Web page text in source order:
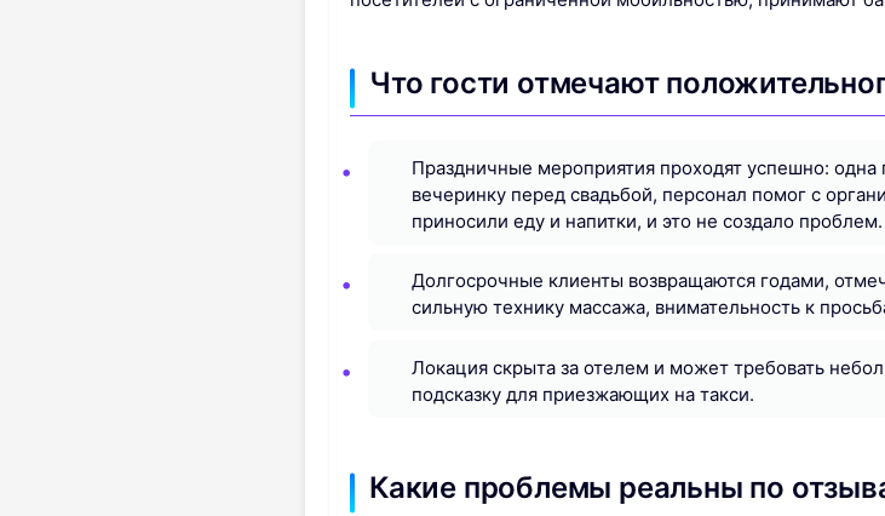
Что гости отмечают
Праздничные мероприятия проходят успешно: одна
вечеринку перед свадьбой, персонал помог с
приносили еду и напитки, и это не создало проблем.
Долгосрочные клиенты возвращаются годами,
сильную технику массажа, внимательность к
Локация скрыта за отелем и может требовать
подсказку для приезжающих на такси.
Какие проблемы реальны по